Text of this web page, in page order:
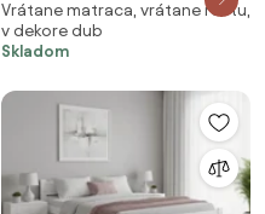
lanýž Rošt: S lamelovým
roštom, Matrac: Matrac DELUXE
10 cm
Vrátane matraca, vrátane roštu,
v dekore dub
Skladom